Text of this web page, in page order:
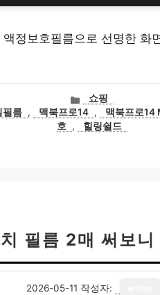
정보호필름으로 선명한 화
카
테
고
쇼핑
필름 , 맥북프로14 , 맥북프로14
호
, 힐링쉴드
필름 2매 써보
2026-05-11 작성자: